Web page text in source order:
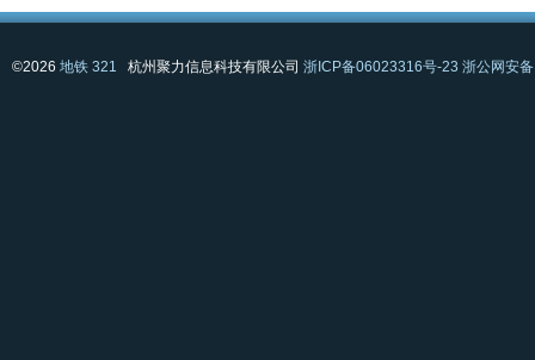
©2026 地铁 321 杭州聚力信息科技有限公司 浙ICP备06023316号-23 浙公网安